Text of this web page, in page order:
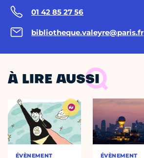
01 42 85 27 56
bibliotheque.valeyre@paris.fr
À LIRE AUSSI
ÉVÈNEMENT ÉVÈNEMENT